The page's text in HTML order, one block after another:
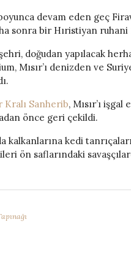
devam eden geç
sonra bir Hıristiyan
doğudan yapılacak
Mısır’ı denizden ve
Kralı Sanherib, Mısır’ı işgal
önce geri çekildi.
kalkanlarına kedi
ön saflarındaki